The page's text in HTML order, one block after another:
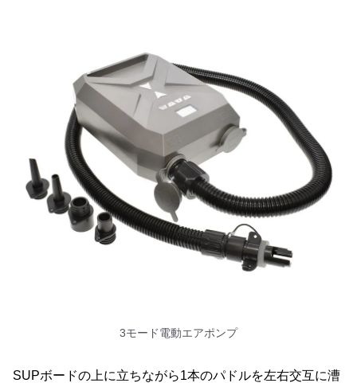
3モード電動エアポンプ
SUPボードの上に立ちながら1本のパドルを左右交互に漕